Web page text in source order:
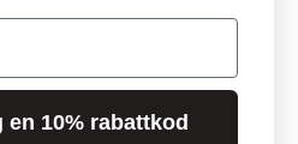
Alla rättigheter förbehållna.
en 10% rabattkod